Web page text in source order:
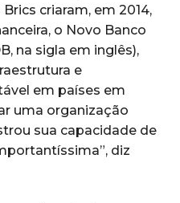
criaram, em 2014,
o Novo Banco
na sigla em inglês),
e
em países em
uma organização
sua capacidade de
diz